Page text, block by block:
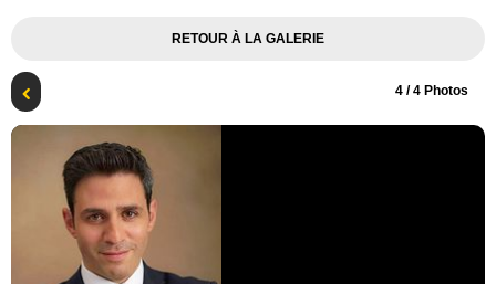
RETOUR À LA GALERIE
4 / 4 Photos